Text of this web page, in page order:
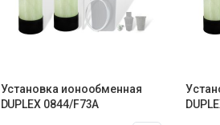
Установка ионообменная
DUPLEX 0844/F73A